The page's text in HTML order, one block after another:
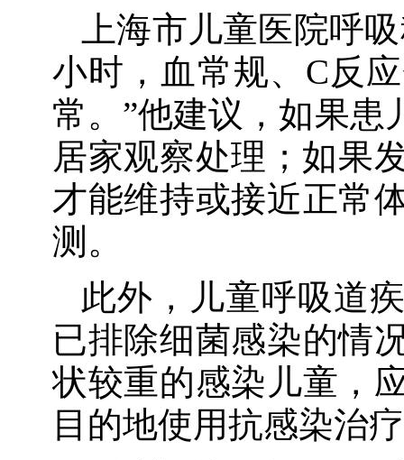
上海市儿童医院呼
小时，血常规、C反
常。”他建议，如果患
居家观察处理；如果
才能维持或接近正常
测。
此外，儿童呼吸道
已排除细菌感染的情
状较重的感染儿童，
目的地使用抗感染治